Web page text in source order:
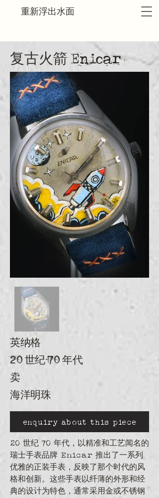
重新浮出水面
复古火箭 Enicar
英纳格
20 世纪 70 年代
卖
海洋明珠
enquiry about this piece
20 世纪 70 年代，以精准和工艺闻名的
瑞士手表品牌 Enicar 推出了一系列
优雅的正装手表，反映了那个时代的风
格和创新。这些手表以纤薄的外形和经
典的设计为特色，通常采用金或不锈钢